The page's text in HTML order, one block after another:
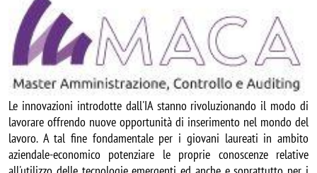
Le innovazioni introdotte dall'IA stanno rivoluzionando il modo di
lavorare offrendo nuove opportunità di inserimento nel mondo del
lavoro. A tal fine fondamentale per i giovani laureati in ambito
aziendale-economico potenziare le proprie conoscenze relative